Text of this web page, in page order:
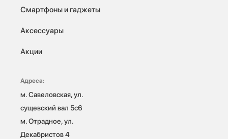
Смартфоны и гаджеты
Аксессуары
Акции
Адреса:
м. Савеловская, ул.
сущевский вал 5с6
м. Отрадное, ул.
Декабристов 4